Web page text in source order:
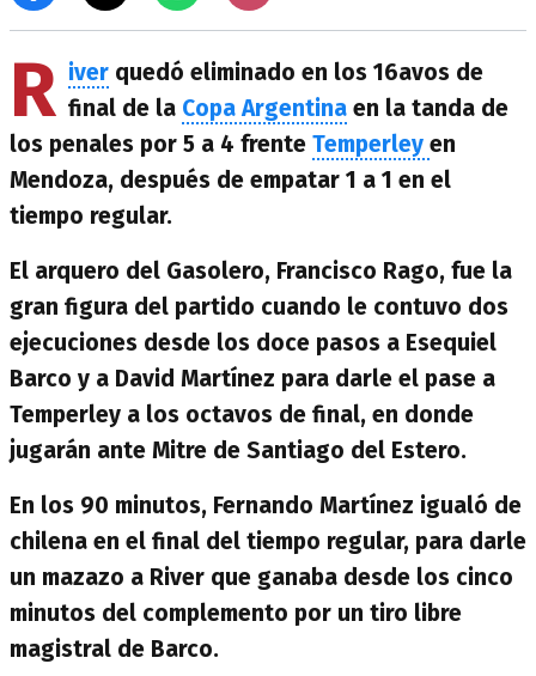
R iver quedó eliminado en los 16avos de
final de la Copa Argentina en la tanda de
los penales por 5 a 4 frente Temperley en
Mendoza, después de empatar 1 a 1 en el
tiempo regular.
El arquero del Gasolero, Francisco Rago, fue la
gran figura del partido cuando le contuvo dos
ejecuciones desde los doce pasos a Esequiel
Barco y a David Martínez para darle el pase a
Temperley a los octavos de final, en donde
jugarán ante Mitre de Santiago del Estero.
En los 90 minutos, Fernando Martínez igualó de
chilena en el final del tiempo regular, para darle
un mazazo a River que ganaba desde los cinco
minutos del complemento por un tiro libre
magistral de Barco.